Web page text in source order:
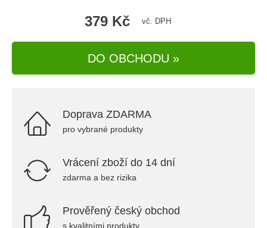
379 Kč vč. DPH
DO OBCHODU »
Doprava ZDARMA
pro vybrané produkty
Vrácení zboží do 14 dní
zdarma a bez rizika
Prověřený český obchod
s kvalitními produkty